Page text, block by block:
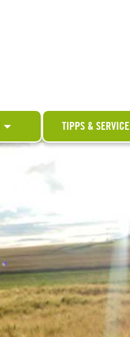
TIPPS & SERVICE